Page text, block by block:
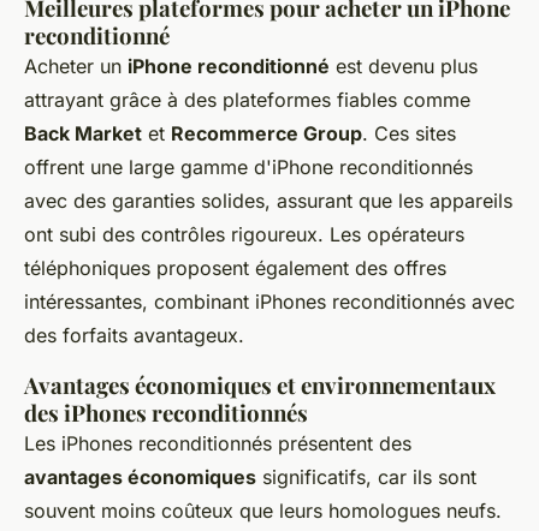
Meilleures plateformes pour acheter un iPhone
reconditionné
Acheter un iPhone reconditionné est devenu plus
attrayant grâce à des plateformes fiables comme
Back Market et Recommerce Group. Ces sites
offrent une large gamme d'iPhone reconditionnés
avec des garanties solides, assurant que les appareils
ont subi des contrôles rigoureux. Les opérateurs
téléphoniques proposent également des offres
intéressantes, combinant iPhones reconditionnés avec
des forfaits avantageux.
Avantages économiques et environnementaux
des iPhones reconditionnés
Les iPhones reconditionnés présentent des
avantages économiques significatifs, car ils sont
souvent moins coûteux que leurs homologues neufs.